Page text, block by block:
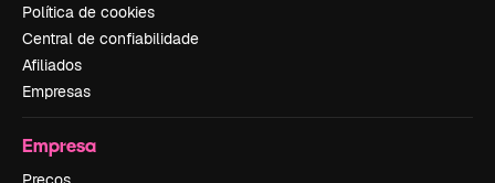
Política de cookies
Central de confiabilidade
Afiliados
Empresas
Empresa